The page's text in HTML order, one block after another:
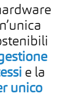
e la
unico